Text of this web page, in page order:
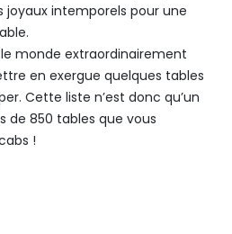
joyaux intemporels pour une
monde extraordinairement
en exergue quelques tables
Cette liste n’est donc qu’un
de 850 tables que vous
!